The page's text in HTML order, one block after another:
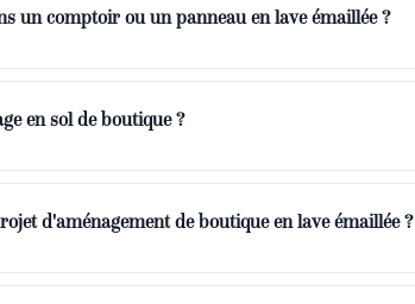
un comptoir ou un panneau en lave émaillée ?
en sol de boutique ?
d'aménagement de boutique en lave émaillée ?